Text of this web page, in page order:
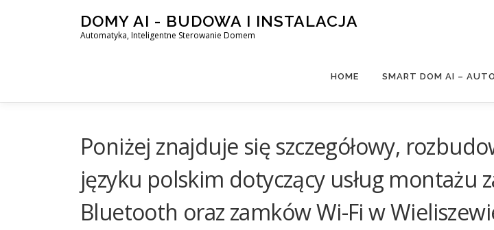
DOMY AI - BUDOWA I INSTALACJA
Automatyka, Inteligentne Sterowanie Domem
HOME SMART DOM AI –
Poniżej znajduje się szczegółowy,
języku polskim dotyczący usług montażu
Bluetooth oraz zamków Wi-Fi w